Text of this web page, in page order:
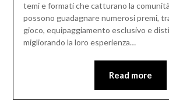
temi e formati che catturano la
possono guadagnare numerosi premi,
gioco, equipaggiamento esclusivo e
migliorando la loro esperienza…
Read more